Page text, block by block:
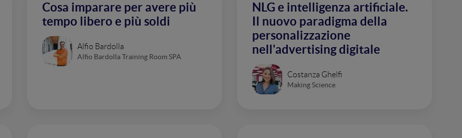
Cosa imparare per avere più
tempo libero e più soldi
Alfio Bardolla
Alfio Bardolla Training Room SPA
NLG e intelligenza artificiale.
Il nuovo paradigma della
personalizzazione
nell'advertising digitale
Costanza Ghelfi
Making Science